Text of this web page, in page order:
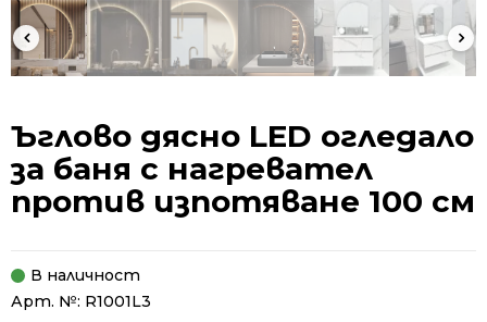
Ъглово дясно LED огледало
за баня с нагревател
против изпотяване 100 см
В наличност
Арт. №: R1001L3